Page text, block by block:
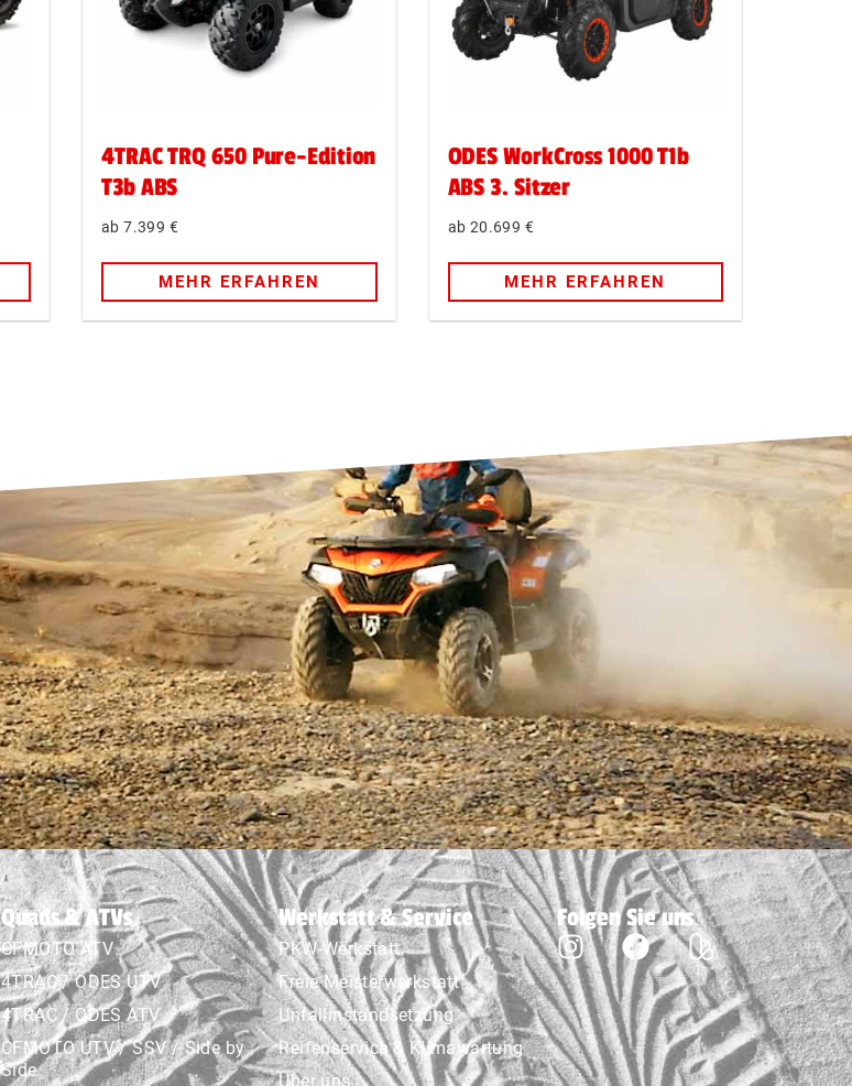
4TRAC TRQ 650 Pure-Edition
T3b ABS
7.399 €
MEHR ERFAHREN
ODES WorkCross 1000 T1b
ABS 3. Sitzer
20.699 €
MEHR ERFAHREN
Quads & ATVs
CFMOTO ATV
4TRAC / ODES UTV
4TRAC / ODES ATV
CFMOTO UTV / SSV / Side by
Side
Werkstatt & Service
PKW-Werkstatt
Freie Meisterwerkstatt
Unfallinstandsetzung
Reifenservice & Klimawartung
Über uns
Folgen Sie uns